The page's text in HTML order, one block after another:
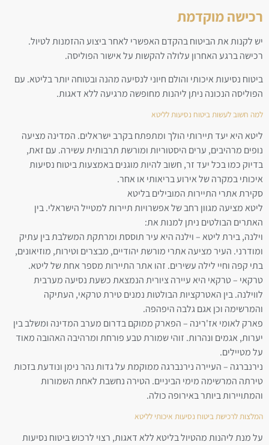
רכישה מוקדמת
יש לקנות את הביטוח בהקדם האפשרי לאחר ביצוע ההזמנות לטיול.
רכישה ברגע האחרון עלולה להקשות על אישור הפוליסה.
ביטוח נסיעות איכותי והולם חיוני לנסיעה מהנה ובטוחה יותר בליטא. עם
הפוליסה הנכונה ניתן ליהנות מחופשה מרגיעה ללא דאגות.
למה חשוב לעשות ביטוח נסיעות לליטא
ליטא היא יעד תיירותי הולך ומתפתח בקרב ישראלים. המדינה מציעה
נופים מרהיבים, ערים היסטוריות ומורשת תרבותית עשירה. עם זאת,
בדיוק כמו בכל יעד זר, חשוב להיות מוגנים באמצעות ביטוח נסיעות
איכותי במקרה של אירוע בריאותי או אחר.
סקירת אתרי התיירות המובילים בליטא
ליטא מציעה מגוון רחב של אפשרויות תיירות למטייל הישראלי. בין
האתרים הבולטים ניתן למנות את:
וילנה, בירת ליטא – וילנה היא עיר תוססת ומרתקת המשלבת בין עתיק
ומודרני. העיר מציעה אתרי מורשת יהודיים, מבצרים וטירות, מוזיאונים,
בתי קפה וחיי לילה עשירים. זהו אתר התיירות מספר אחת של ליטא.
טרקאי – טרקאי היא עיירה ציורית הנמצאת כשעת נסיעה מערבית
לווילנה. בין האטרקציות הבולטות נמנים טירת טרקאי, העתיקה
והמרשימה וכן אגם גלבה היפהפה.
פארק לאומי אז'רינה – הפארק ממוקם בדרום מערב המדינה ומשלב בין
יערות, אגמים ונהרות. זוהי שמורת טבע פורחת ומרהיבה האהובה מאוד
על מטיילים.
נירנברגה – העיירה נירנברגה ממוקמת על גדות נהר נימן ונודעת בזכות
טירתה המרשימה מימי הביניים. הטירה נחשבת לאחת השמורות
והמתויירות ביותר באירופה כולה.
המלצות לרכישת ביטוח נסיעות איכותי לליטא
על מנת ליהנות מהטיול בליטא ללא דאגות, רצוי לרכוש ביטוח נסיעות